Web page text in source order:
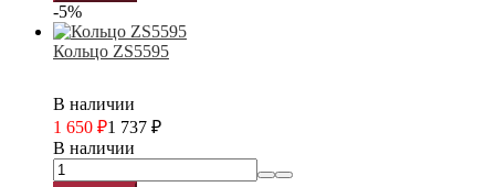
-5%
Кольцо ZS5595
В наличии
1 650 ₽1 737 ₽
В наличии